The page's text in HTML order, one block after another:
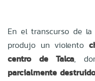
En el transcurso de la
produjo un violento
centro de Talca,
parcialmente